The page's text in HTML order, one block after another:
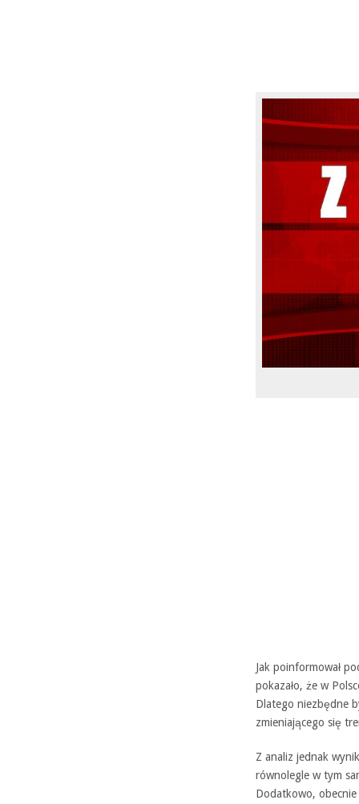
Jak poinformował
pokazało, że w
Dlatego niezbędne
zmieniającego się
Z analiz jednak
równolegle w tym
Dodatkowo,